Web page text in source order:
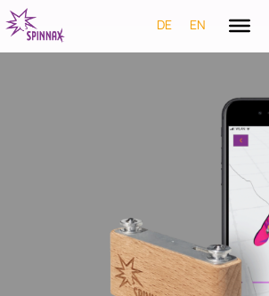
DE EN